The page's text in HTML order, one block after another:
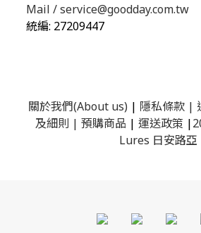
Mail / service@goodday.com.tw
統編: 27209447
關於我們(About us) | 隱私條款 |
及細則 | 預購商品 | 運送政策 |
Lures 日安路亞